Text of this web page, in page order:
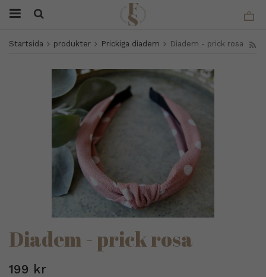
Startsida produkter Prickiga diadem Diadem - prick rosa
Diadem - prick rosa
199 kr